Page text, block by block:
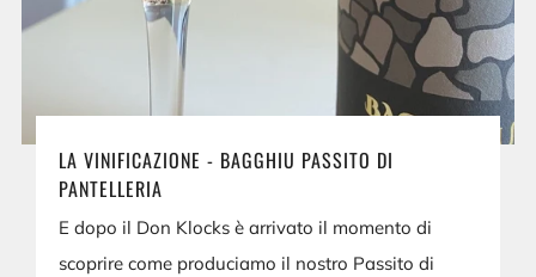
LA VINIFICAZIONE - BAGGHIU PASSITO DI
PANTELLERIA
E dopo il Don Klocks è arrivato il momento di
scoprire come produciamo il nostro Passito di